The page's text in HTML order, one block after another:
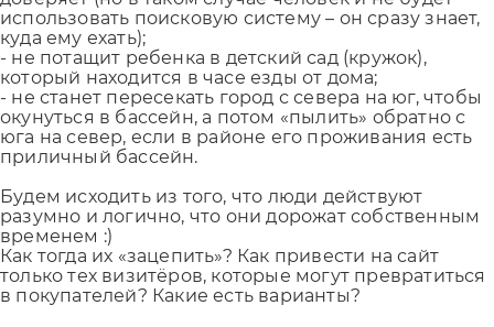
использовать поисковую систему – он сразу знает,
куда ему ехать);
- не потащит ребенка в детский сад (кружок),
который находится в часе езды от дома;
- не станет пересекать город с севера на юг, чтобы
окунуться в бассейн, а потом «пылить» обратно с
юга на север, если в районе его проживания есть
приличный бассейн.
Будем исходить из того, что люди действуют
разумно и логично, что они дорожат собственным
временем :)
Как тогда их «зацепить»? Как привести на сайт
только тех визитёров, которые могут превратиться
в покупателей? Какие есть варианты?